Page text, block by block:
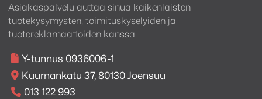
Asiakaspalvelu auttaa sinua kaikenlaisten
tuotekysymysten, toimituskyselyiden ja
tuotereklamaatioiden kanssa.
Y-tunnus 0936006-1
Kuurnankatu 37, 80130 Joensuu
013 122 993